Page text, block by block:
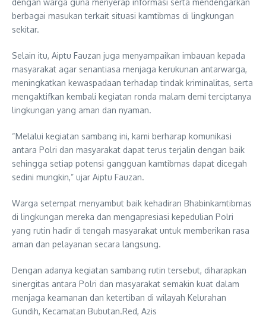
dengan warga guna menyerap informasi serta mendengarkan
berbagai masukan terkait situasi kamtibmas di lingkungan
sekitar.
Selain itu, Aiptu Fauzan juga menyampaikan imbauan kepada
masyarakat agar senantiasa menjaga kerukunan antarwarga,
meningkatkan kewaspadaan terhadap tindak kriminalitas, serta
mengaktifkan kembali kegiatan ronda malam demi terciptanya
lingkungan yang aman dan nyaman.
“Melalui kegiatan sambang ini, kami berharap komunikasi
antara Polri dan masyarakat dapat terus terjalin dengan baik
sehingga setiap potensi gangguan kamtibmas dapat dicegah
sedini mungkin,” ujar Aiptu Fauzan.
Warga setempat menyambut baik kehadiran Bhabinkamtibmas
di lingkungan mereka dan mengapresiasi kepedulian Polri
yang rutin hadir di tengah masyarakat untuk memberikan rasa
aman dan pelayanan secara langsung.
Dengan adanya kegiatan sambang rutin tersebut, diharapkan
sinergitas antara Polri dan masyarakat semakin kuat dalam
menjaga keamanan dan ketertiban di wilayah Kelurahan
Gundih, Kecamatan Bubutan.Red, Azis